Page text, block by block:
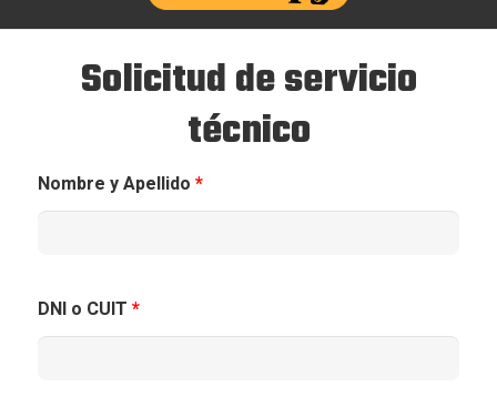
Solicitud de servicio
técnico
Nombre y Apellido *
DNI o CUIT *